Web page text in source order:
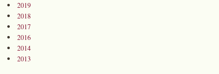
2019
2018
2017
2016
2014
2013